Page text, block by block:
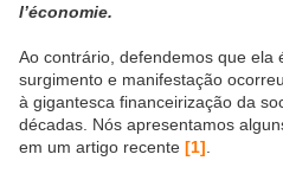
l’économie.
Ao contrário, defendemos que ela
surgimento e manifestação
à gigantesca financeirização da
décadas. Nós apresentamos
em um artigo recente [1]